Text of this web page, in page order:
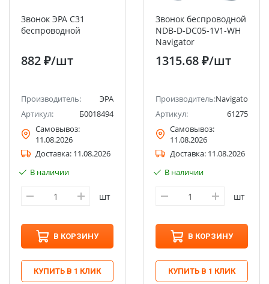
Звонок ЭРА C31
беспроводной
882 ₽/шт
Производитель:
ЭРА
Артикул:
Б0018494
Самовывоз:
11.08.2026
Доставка: 11.08.2026
В наличии
шт
В КОРЗИНУ
КУПИТЬ В 1 КЛИК
Звонок беспроводной
NDB-D-DC05-1V1-WH
Navigator
1315.68 ₽/шт
Производитель:Navigator
Артикул:
61275
Самовывоз:
11.08.2026
Доставка: 11.08.2026
В наличии
шт
В КОРЗИНУ
КУПИТЬ В 1 КЛИК